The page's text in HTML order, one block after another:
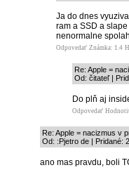
Ja do dnes
ram a SSD a
nenormalne
Odpovedať Známka: 1.4
Re: Apple =
Od: čitateľ |
Do plň aj
Odpovedať
Re: Apple = nacizmus v
Od: :Pjetro de | Pridané:
ano mas pravdu, boli